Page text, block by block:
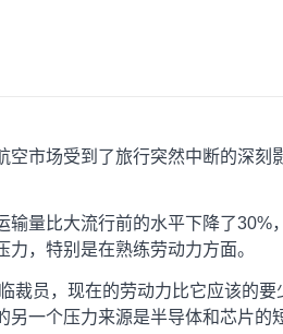
空市场受到了旅行突然中断的深
输量比大流行前的水平下降了
力，特别是在熟练劳动力方面。
裁员，现在的劳动力比它应该的
另一个压力来源是半导体和芯片的